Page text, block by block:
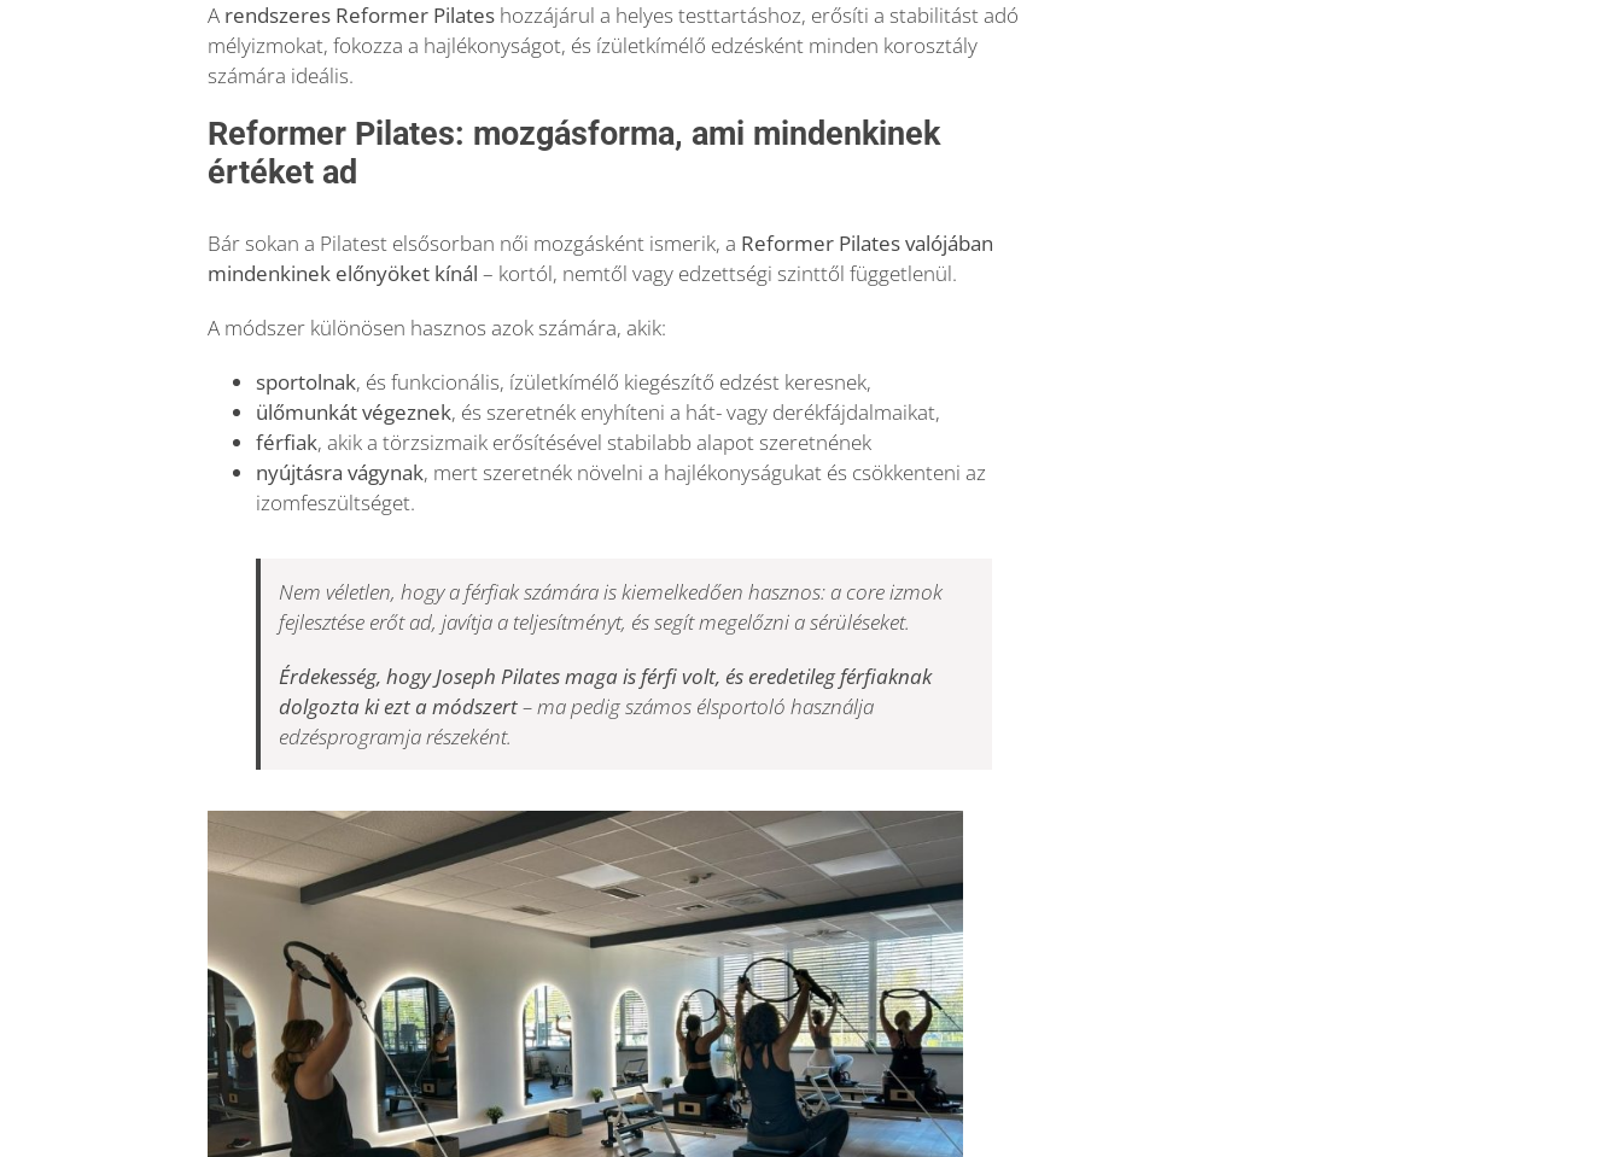
A rendszeres Reformer Pilateshozzájárul a helyes testtartáshoz, erősíti a stabilitást adó
mélyizmokat, fokozza a hajlékonyságot, és ízületkímélő edzésként minden korosztály
számára ideális.
Reformer Pilates: mozgásforma, ami mindenkinek
értéket ad
Bár sokan a Pilatest elsősorban női mozgásként ismerik, a Reformer Pilates valójában
mindenkinek előnyöket kínál – kortól, nemtől vagy edzettségi szinttől függetlenül.
A módszer különösen hasznos azok számára, akik:
sportolnak, és funkcionális, ízületkímélő kiegészítő edzést keresnek,
ülőmunkát végeznek, és szeretnék enyhíteni a hát- vagy derékfájdalmaikat,
férfiak, akik a törzsizmaik erősítésével stabilabb alapot szeretnének
nyújtásra vágynak, mert szeretnék növelni a hajlékonyságukat és csökkenteni az
izomfeszültséget.
Nem véletlen, hogy a férfiak számára is kiemelkedően hasznos: a core izmok
fejlesztése erőt ad, javítja a teljesítményt, és segít megelőzni a sérüléseket.
Érdekesség, hogy Joseph Pilates maga is férfi volt, és eredetileg férfiaknak
dolgozta ki ezt a módszert– ma pedig számos élsportoló használja
edzésprogramja részeként.